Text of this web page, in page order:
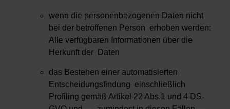
wenn die personenbezogenen Daten nicht
bei der betroffenen Person erhoben werden:
Alle verfügbaren Informationen über die
Herkunft der Daten
das Bestehen einer automatisierten
Entscheidungsfindung einschließlich
Profiling gemäß Artikel 22 Abs.1 und 4 DS-